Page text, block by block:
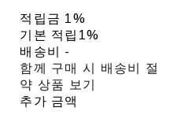
적립금 1%
기본 적립 1%
배송비 -
함께 구매 시 배송비 절
약 상품 보기
추가 금액